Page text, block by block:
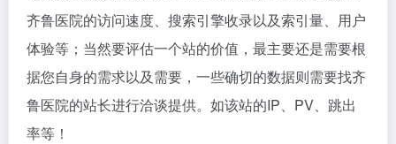
齐鲁医院的访问速度、搜索引擎收录以及索引量、用户
体验等；当然要评估一个站的价值，最主要还是需要根
据您自身的需求以及需要，一些确切的数据则需要找齐
鲁医院的站长进行洽谈提供。如该站的IP、PV、跳出
率等！